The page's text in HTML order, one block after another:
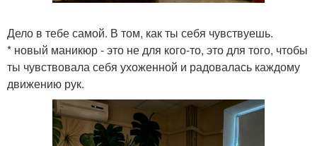
Дело в тебе самой. В том, как ты себя чувствуешь.
* новый маникюр - это не для кого-то, это для того, чтобы
ты чувствовала себя ухоженной и радовалась каждому
движению рук.